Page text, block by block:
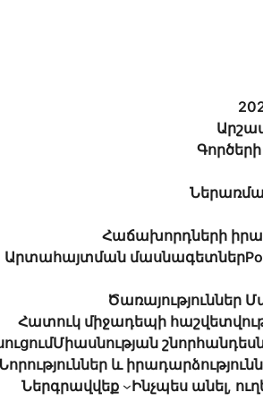
Հաճախորդների
Արտահայտման մասնագետներ
Հատուկ միջադեպի
Միասնության
և
Ներգրավվեք
Ինչպես անել,